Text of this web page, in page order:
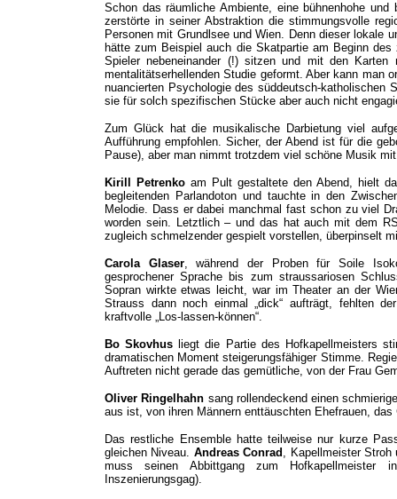
Schon das räumliche Ambiente, eine bühnenhohe
zerstörte in seiner Abstraktion die stimmungsvolle
Personen mit Grundlsee und Wien. Denn dieser lokale
hätte zum Beispiel auch die Skatpartie am Beginn
Spieler nebeneinander (!) sitzen und mit den
mentalitätserhellenden Studie geformt. Aber kann man
nuancierten Psychologie des süddeutsch-katholischen
sie für solch spezifischen Stücke aber auch nicht
Zum Glück hat die musikalische Darbietung viel
Aufführung empfohlen. Sicher, der Abend ist für die
Pause), aber man nimmt trotzdem viel schöne Musik
Kirill Petrenkoam Pult gestaltete den Abend, hielt
begleitenden Parlandoton und tauchte in den
Melodie. Dass er dabei manchmal fast schon zu viel
worden sein. Letztlich – und das hat auch mit dem
zugleich schmelzender gespielt vorstellen, überpinselt
Carola Glaser, während der Proben für Soile
gesprochener Sprache bis zum straussariosen
Sopran wirkte etwas leicht, war im Theater an der
Strauss dann noch einmal „dick“ aufträgt, fehlten
kraftvolle „Los-lassen-können“.
Bo Skovhus liegt die Partie des Hofkapellmeisters
dramatischen Moment steigerungsfähiger Stimme.
Auftreten nicht gerade das gemütliche, von der Frau
Oliver Ringelhahn sang rollendeckend einen
aus ist, von ihren Männern enttäuschten Ehefrauen,
Das restliche Ensemble hatte teilweise nur kurze
gleichen Niveau. Andreas Conrad , Kapellmeister Stroh
muss seinen Abbittgang zum
Inszenierungsgag).